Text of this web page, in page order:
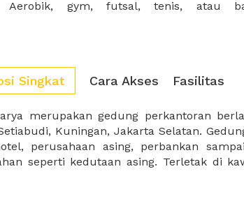
Aerobik, gym, futsal, tenis, atau
Singkat Cara Akses Fasilitas
merupakan gedung perkantoran
Kuningan, Jakarta Selatan.
perusahaan asing, perbankan
seperti kedutaan asing. Terletak di
menara Karya menjadi gedung yang